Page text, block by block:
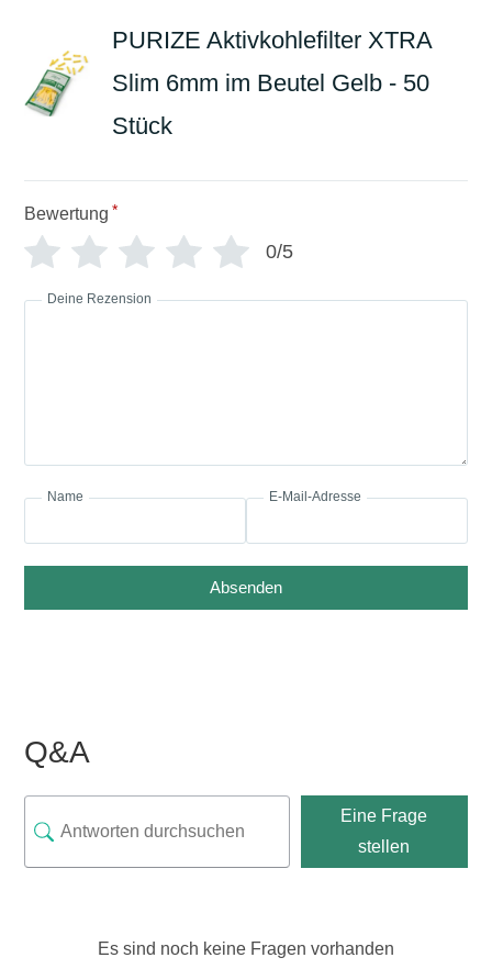
PURIZE Aktivkohlefilter XTRA
Slim 6mm im Beutel Gelb - 50
Stück
Bewertung *
0/5
Deine Rezension
Name E-Mail-Adresse
Absenden
Q&A
Eine Frage
stellen
Es sind noch keine Fragen vorhanden